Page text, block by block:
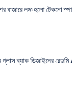
বাজারে লঞ্চ হলো টেকনো
গ্লাস ব্যাক ডিজাইনের